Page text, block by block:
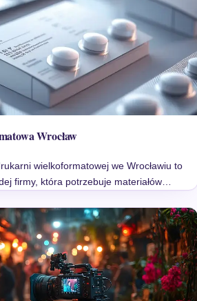
Wrocław
wielkoformatowej we Wrocławiu to
firmy, która potrzebuje materiałów…